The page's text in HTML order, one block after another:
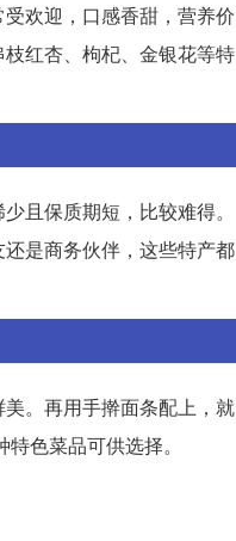
欢迎，口感香甜，营养价
红杏、枸杞、金银花等特
且保质期短，比较难得。
是商务伙伴，这些特产都
。再用手擀面条配上，就
色菜品可供选择。